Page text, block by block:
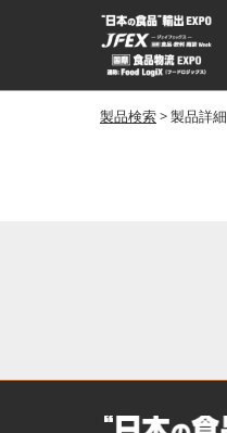
ス
キ
ッ
プ
し
製品検索> 製品詳細